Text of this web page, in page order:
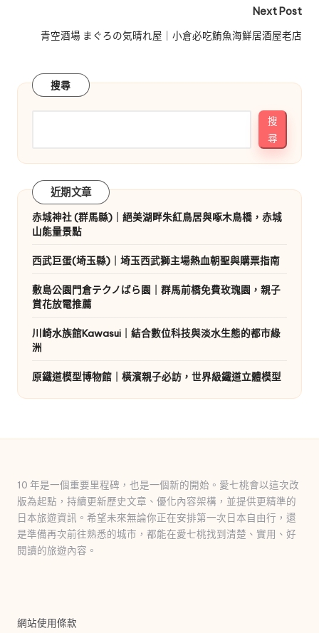
Next Post
青空酒場 まぐろの気晴れ屋｜小倉必吃鮪魚海鮮居酒屋老店
搜尋
搜
尋
近期文章
赤城神社 (群馬縣)｜絕美湖畔朱紅鳥居與啄木鳥橋，赤城
山能量景點
西武巨蛋(埼玉縣)｜埼玉西武獅主場熱血朝聖與購票指南
敷島公園門倉テクノばら園｜群馬前橋免費玫瑰園，親子
賞花放電推薦
川崎水族館Kawasui｜結合數位科技與淡水生態的都市綠
洲
原鐵道模型博物館｜橫濱親子必訪，世界級鐵道立體模型
10 年是一個重要里程碑，也是一個新的開始。愛七桃會以這次改
版為起點，持續更新歷史文章、優化內容架構，並提供更精準的
日本旅遊資訊。希望未來無論你正在安排第一次日本自由行，還
是準備再次前往熟悉的城市，都能在愛七桃找到清楚、實用、好
閱讀的旅遊內容。
網站使用條款